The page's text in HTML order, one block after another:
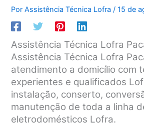
PorAssistência Técnica Lofra/15 de
Assistência Técnica Lofra
Assistência Técnica Lofra
atendimento a domicílio com
experientes e qualificados
instalação, conserto,
manutenção de toda a linha
eletrodomésticos Lofra.